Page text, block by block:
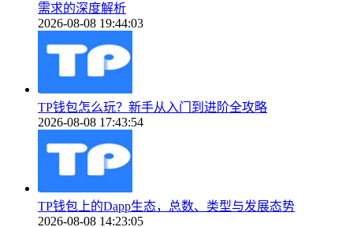
需求的深度解析
2026-08-08 19:44:03
TP钱包怎么玩？新手从入门到进阶全攻略
2026-08-08 17:43:54
TP钱包上的Dapp生态，总数、类型与发展态势
2026-08-08 14:23:05